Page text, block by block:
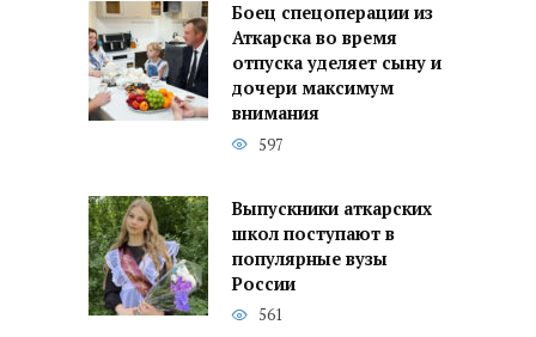
Боец спецоперации из
Аткарска во время
отпуска уделяет сыну и
дочери максимум
внимания
597
Выпускники аткарских
школ поступают в
популярные вузы
России
561